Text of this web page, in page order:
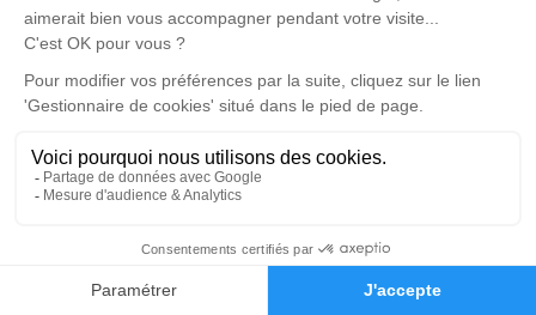
Faire-part Hommages
Un service de plantation d’arbre hommage est
disponible ici.
Je rends hommage
Cérémonie
Eglise Saint Valère 8 Place de L'Hôtel de ville
26240 Saint Vallier